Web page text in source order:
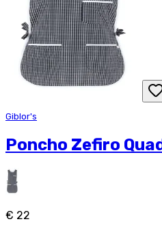
Giblor's
Poncho Zefiro
€ 22